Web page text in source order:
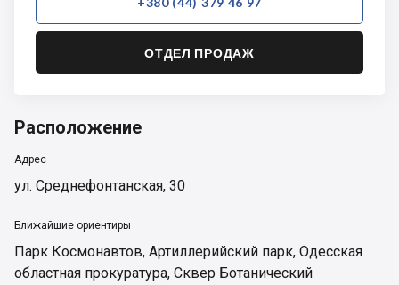
ОТДЕЛ ПРОДАЖ
Расположение
Адрес
ул. Среднефонтанская, 30
Ближайшие ориентиры
Парк Космонавтов, Артиллерийский парк, Одесская
областная прокуратура, Сквер Ботанический